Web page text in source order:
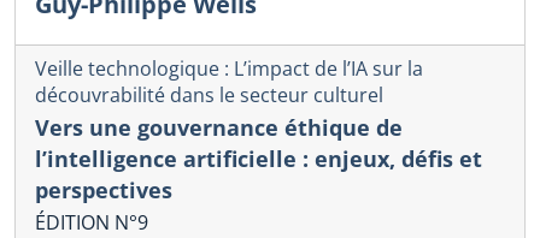
Veille technologique : L’impact de l’IA sur la
découvrabilité dans le secteur culturel
Vers une gouvernance éthique de
l’intelligence artificielle : enjeux, défis et
perspectives
ÉDITION N°9